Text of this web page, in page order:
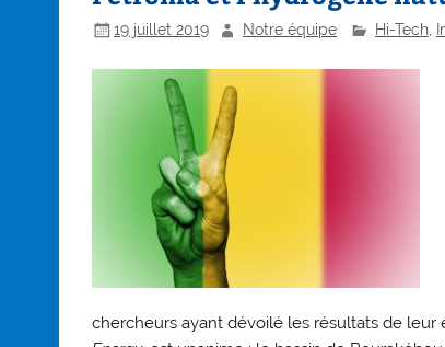
19 juillet 2019 Notre équipe Hi-Tech,
chercheurs ayant dévoilé les résultats de